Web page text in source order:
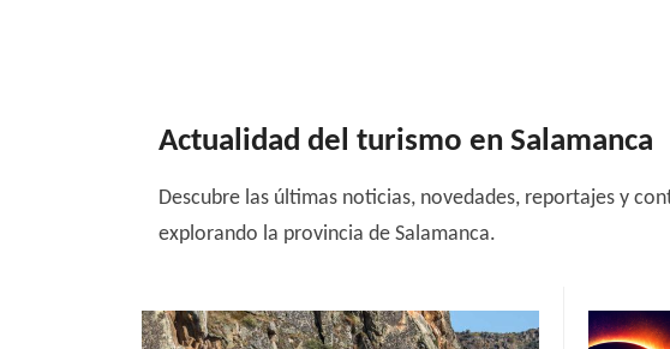
Actualidad del turismo en Salamanca
Descubre las últimas noticias, novedades, reportajes y
explorando la provincia de Salamanca.